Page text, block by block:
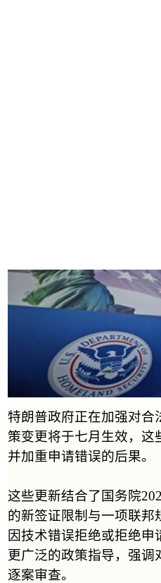
特朗普政府正在加强对合
策变更将于七月生效，这
并加重申请错误的后果。
这些更新结合了国务院
的新签证限制与一项联邦
因技术错误拒绝或拒绝申
更广泛的政策指导，强调
逐案审查。